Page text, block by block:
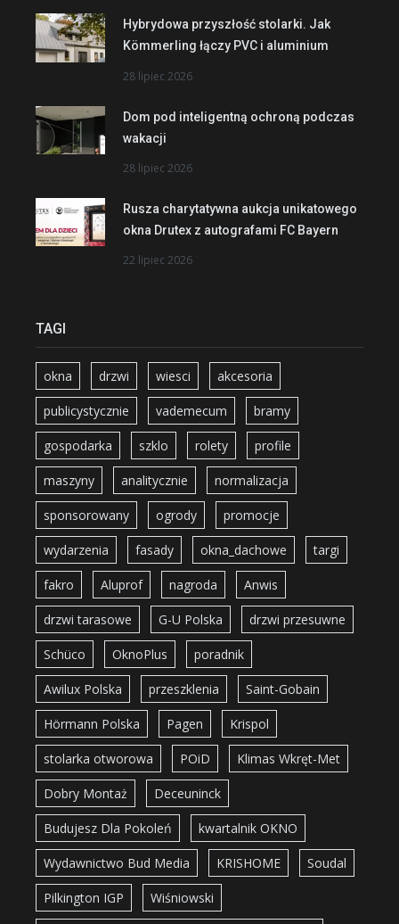
Hybrydowa przyszłość stolarki. Jak
Kömmerling łączy PVC i aluminium
28 lipiec 2026
Dom pod inteligentną ochroną podczas
wakacji
28 lipiec 2026
Rusza charytatywna aukcja unikatowego
okna Drutex z autografami FC Bayern
22 lipiec 2026
TAGI
okna drzwi wiesci akcesoria
publicystycznie vademecum bramy
gospodarka szklo rolety profile
maszyny analitycznie normalizacja
sponsorowany ogrody promocje
wydarzenia fasady okna_dachowe targi
fakro Aluprof nagroda Anwis
drzwi tarasowe G-U Polska drzwi przesuwne
Schüco OknoPlus poradnik
Awilux Polska przeszklenia Saint-Gobain
Hörmann Polska Pagen Krispol
stolarka otworowa POiD Klimas Wkręt-Met
Dobry Montaż Deceuninck
Budujesz Dla Pokoleń kwartalnik OKNO
Wydawnictwo Bud Media KRISHOME Soudal
Pilkington IGP Wiśniowski